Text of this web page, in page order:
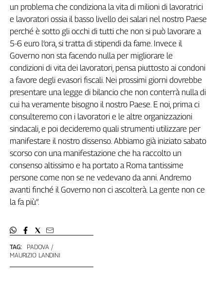
Emilia-
Romagna
Friuli
Venezia
Giulia
Lazio
Liguria
Lombardia
Marche
Piemonte
Puglia
Sardegna
Sicilia
Toscana
Trentino
Umbria
Valle
Veneto
Archivio
Storico
TAG:
PADOVA
MAURIZIO LANDINI
un problema che condiziona la vita di milioni di lavoratrici
e lavoratori ossia il basso livello dei salari nel nostro Paese
perché è sotto gli occhi di tutti che non si può lavorare a
5-6 euro l’ora, si tratta di stipendi da fame. Invece il
Governo non sta facendo nulla per migliorare le
condizioni di vita dei lavoratori, pensa piuttosto ai condoni
a favore degli evasori fiscali. Nei prossimi giorni dovrebbe
presentare una legge di bilancio che non conterrà nulla di
cui ha veramente bisogno il nostro Paese. E noi, prima ci
consulteremo con i lavoratori e le altre organizzazioni
sindacali, e poi decideremo quali strumenti utilizzare per
manifestare il nostro dissenso. Abbiamo già iniziato sabato
scorso con una manifestazione che ha raccolto un
consenso altissimo e ha portato a Roma tantissime
persone come non se ne vedevano da anni. Andremo
avanti finché il Governo non ci ascolterà. La gente non ce
la fa più”.